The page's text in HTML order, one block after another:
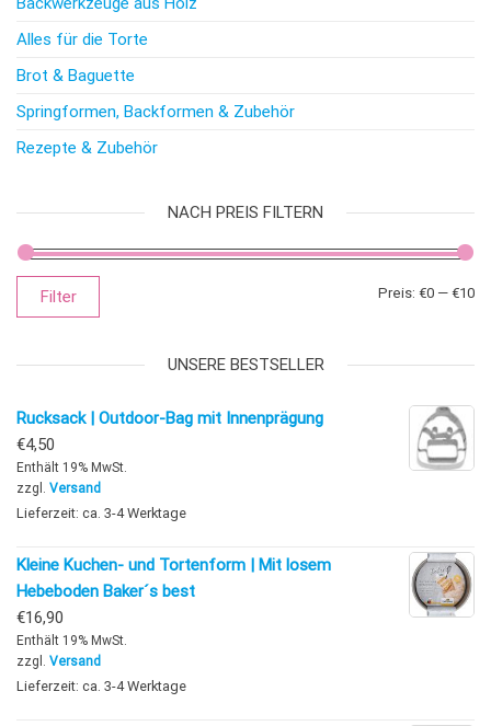
Alles für die Torte
Brot & Baguette
Springformen, Backformen & Zubehör
Rezepte & Zubehör
NACH PREIS FILTERN
Filter Preis: €0 — €10
UNSERE BESTSELLER
Rucksack | Outdoor-Bag mit Innenprägung
€4,50
Enthält 19% MwSt.
zzgl. Versand
Lieferzeit: ca. 3-4 Werktage
Kleine Kuchen- und Tortenform | Mit losem
Hebeboden Baker´s best
€16,90
Enthält 19% MwSt.
zzgl. Versand
Lieferzeit: ca. 3-4 Werktage